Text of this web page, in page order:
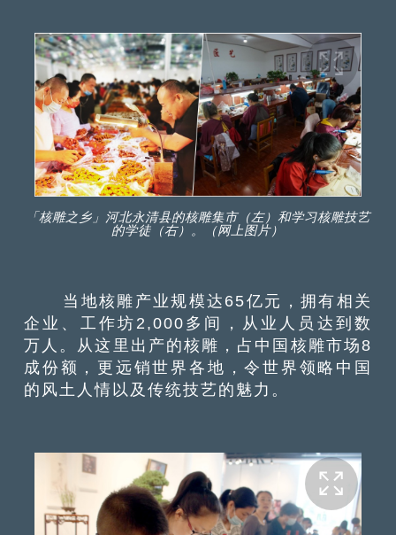
「核雕之乡」河北永清县的核雕集市（左）和学习核雕技艺
的学徒（右）。（网上图片）
当地核雕产业规模达65亿元，拥有相关
企业、工作坊2,000多间，从业人员达到数
万人。从这里出产的核雕，占中国核雕市场8
成份额，更远销世界各地，令世界领略中国
的风土人情以及传统技艺的魅力。